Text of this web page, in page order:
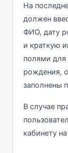
На
должен
ФИО, дату
и краткую
полями для
рождения,
заполнены
В случае
кабинету